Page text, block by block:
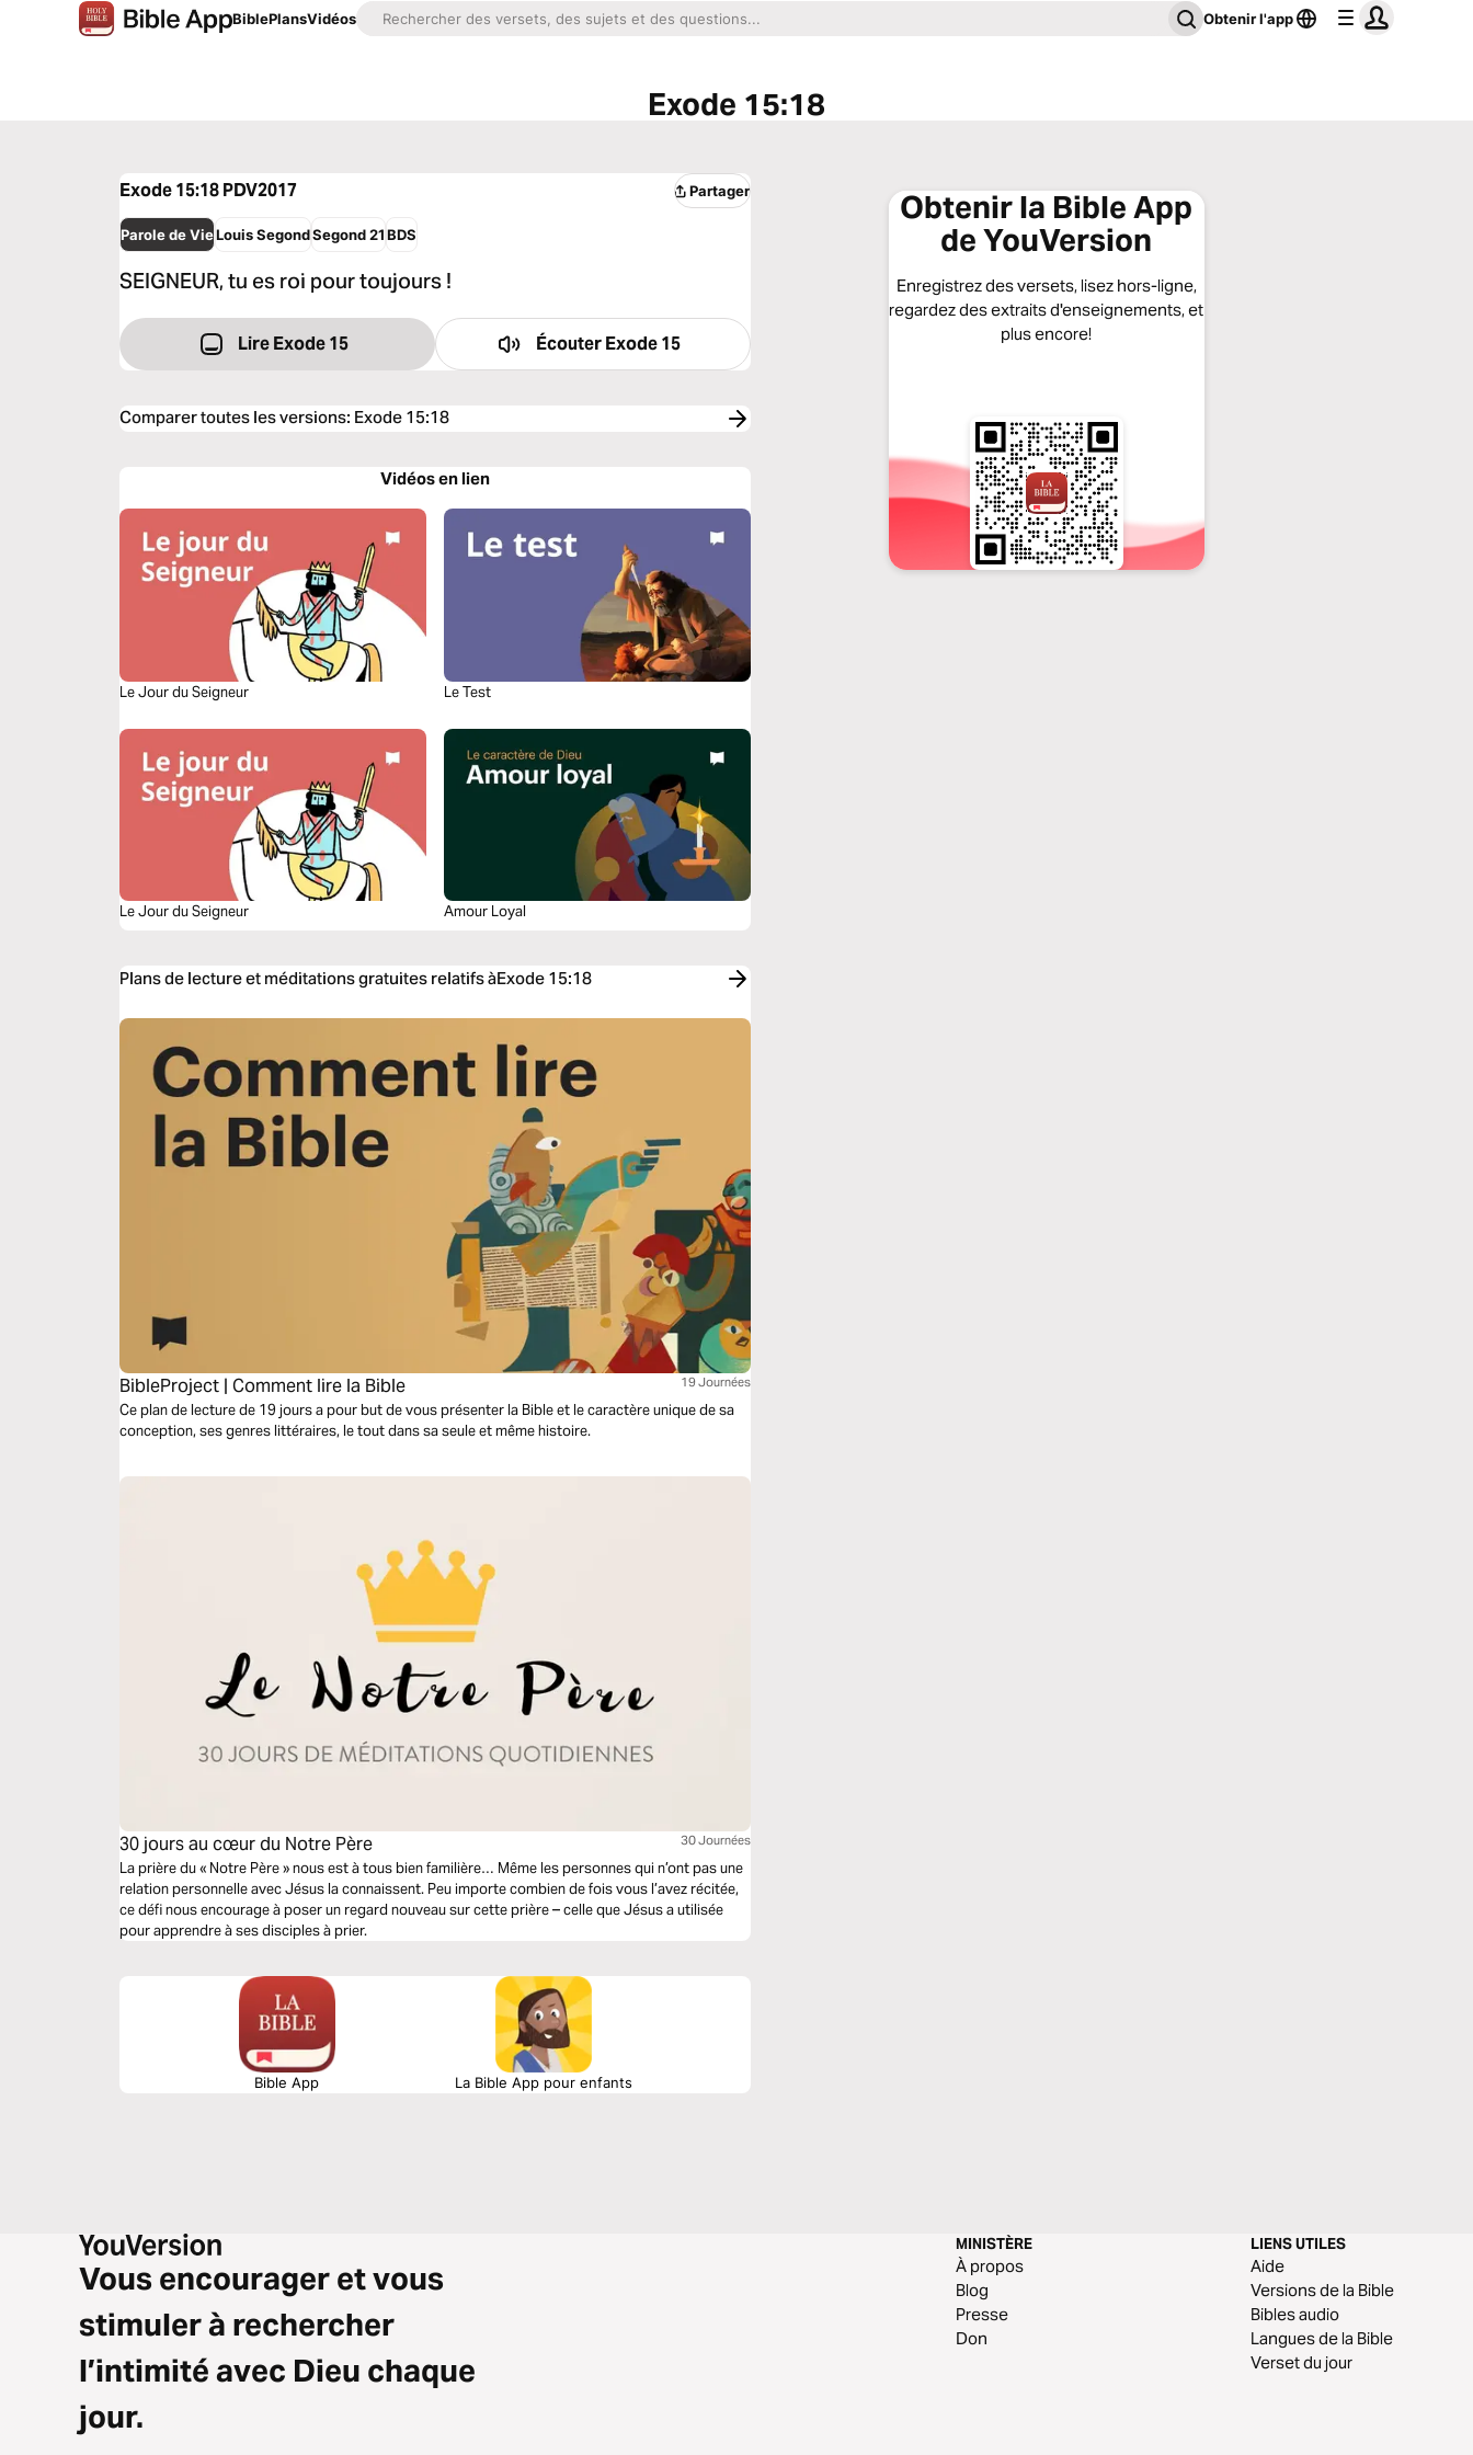
BiblePlansVidéos Obtenir l'app
Exode 15:18
Exode 15:18PDV2017 Partager
Parole de VieLouis SegondSegond 21 BDS
SEIGNEUR, tu es roi pour toujours !
Lire Exode 15 ÉcouterExode 15
Comparer toutes les versions: Exode 15:18
Vidéos en lien
Le Jour du Seigneur Le Test
Le Jour du Seigneur Amour Loyal
Plans de lecture et méditations gratuites relatifs àExode 15:18
BibleProject | Comment lire la Bible 19 Journées
Ce plan de lecture de 19 jours a pour but de vous présenter la Bible et le caractère unique de sa
conception, ses genres littéraires, le tout dans sa seule et même histoire.
30 jours au cœur du Notre Père 30 Journées
La prière du « Notre Père » nous est à tous bien familière… Même les personnes qui n’ont pas une
relation personnelle avec Jésus la connaissent. Peu importe combien de fois vous l’avez récitée,
ce défi nous encourage à poser un regard nouveau sur cette prière – celle que Jésus a utilisée
pour apprendre à ses disciples à prier.
Bible App La Bible App pour enfants
Obtenir la Bible App
de YouVersion
Enregistrez des versets, lisez hors-ligne,
regardez des extraits d'enseignements, et
plus encore!
Vous encourager et vous
stimuler à rechercher
l’intimité avec Dieu chaque
jour.
MINISTÈRE
À propos
Blog
Presse
Don
LIENS UTILES
Aide
Versions de la Bible
Bibles audio
Langues de la Bible
Verset du jour